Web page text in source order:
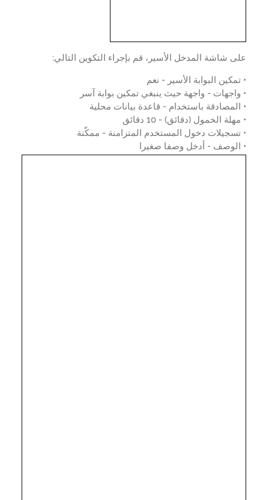
شاشة المدخل الأسير، قم بإجراء التكوين التالي:
البوابة الأسير - نعم
- واجهة حيث ينبغي تمكين بوابة آسر
باستخدام - قاعدة بيانات محلية
الخمول (دقائق) - 10 دقائق
دخول المستخدم المتزامنة - ممكّنة
- أدخل وصفا صغيرا